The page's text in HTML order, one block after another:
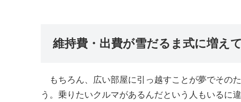
維持費・出費が雪だるま式に増え
もちろん、広い部屋に引っ越すことが夢でその
う。乗りたいクルマがあるんだという人もいるに